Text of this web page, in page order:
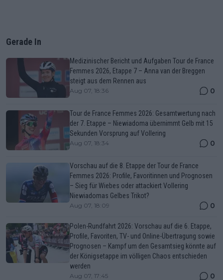
Gerade In
Medizinischer Bericht und Aufgaben Tour de France
Femmes 2026, Etappe 7 – Anna van der Breggen
steigt aus dem Rennen aus
Aug 07, 18:36 0
Tour de France Femmes 2026: Gesamtwertung nach
der 7. Etappe – Niewiadoma übernimmt Gelb mit 15
Sekunden Vorsprung auf Vollering
Aug 07, 18:34 0
Vorschau auf die 8. Etappe der Tour de France
Femmes 2026: Profile, Favoritinnen und Prognosen
– Sieg für Wiebes oder attackiert Vollering
Niewiadomas Gelbes Trikot?
Aug 07, 18:09 0
Polen-Rundfahrt 2026: Vorschau auf die 6. Etappe,
Profile, Favoriten, TV- und Online-Übertragung sowie
Prognosen – Kampf um den Gesamtsieg könnte auf
der Königsetappe im völligen Chaos entschieden
werden
Aug 07, 17:45 0